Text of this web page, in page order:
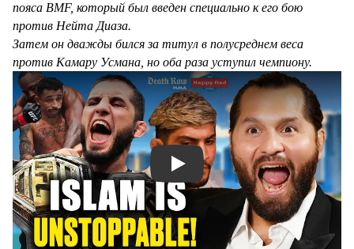
пояса BMF, который был введен специально к его бою
против Нейта Диаза.
Затем он дважды бился за титул в полусреднем веса
против Камару Усмана, но оба раза уступил чемпиону.
Смотреть видео YouTube